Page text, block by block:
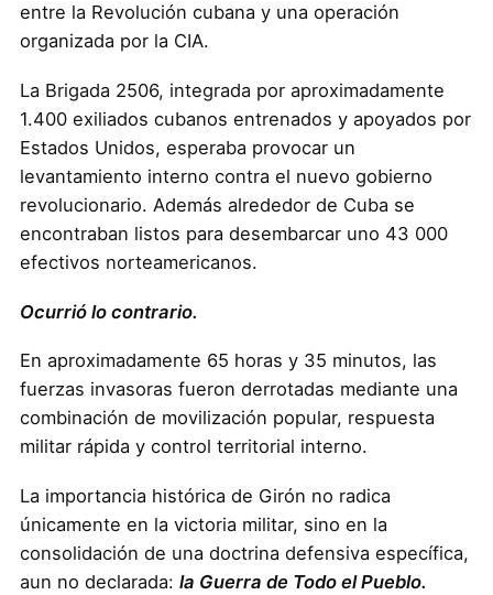
entre la Revolución cubana y una operación
organizada por la CIA.
La Brigada 2506, integrada por aproximadamente
1.400 exiliados cubanos entrenados y apoyados por
Estados Unidos, esperaba provocar un
levantamiento interno contra el nuevo gobierno
revolucionario. Además alrededor de Cuba se
encontraban listos para desembarcar uno 43 000
efectivos norteamericanos.
Ocurrió lo contrario.
En aproximadamente 65 horas y 35 minutos, las
fuerzas invasoras fueron derrotadas mediante una
combinación de movilización popular, respuesta
militar rápida y control territorial interno.
La importancia histórica de Girón no radica
únicamente en la victoria militar, sino en la
consolidación de una doctrina defensiva específica,
aun no declarada: la Guerra de Todo el Pueblo.